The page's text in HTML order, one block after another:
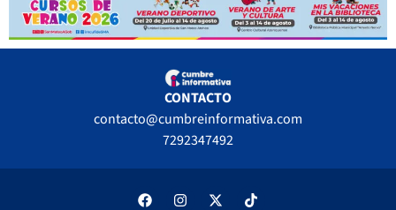
CONTACTO
contacto@cumbreinformativa.com
7292347492